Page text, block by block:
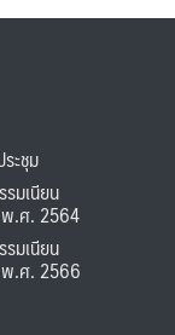
ะชุม
มเนียน
.ศ. 2564
มเนียน
.ศ. 2566